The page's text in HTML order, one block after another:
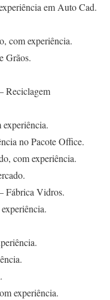
em Auto Cad.
com experiência.
Grãos.
Reciclagem
no Pacote Office.
com experiência.
Fábrica Vidros.
experiência.